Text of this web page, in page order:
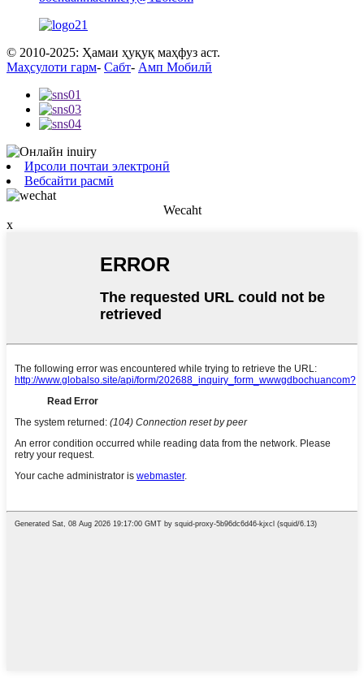
© 2010-2025: Ҳамаи ҳуқуқ маҳфуз аст.
Маҳсулоти гарм- Сабт- Амп Мобилӣ
Ирсоли почтаи электронӣ
Вебсайти расмӣ
Wecaht
x